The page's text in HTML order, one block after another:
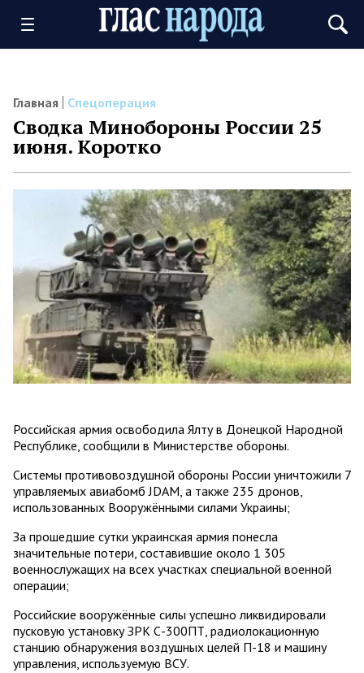
Главная Спецоперация
Сводка Минобороны России 25
июня. Коротко
Российская армия освободила Ялту в Донецкой Народной
Республике, сообщили в Министерстве обороны.
Системы противовоздушной обороны России уничтожили 7
управляемых авиабомб JDAM, а также 235 дронов,
использованных Вооружёнными силами Украины;
За прошедшие сутки украинская армия понесла
значительные потери, составившие около 1 305
военнослужащих на всех участках специальной военной
операции;
Российские вооружённые силы успешно ликвидировали
пусковую установку ЗРК С-300ПТ, радиолокационную
станцию обнаружения воздушных целей П-18 и машину
управления, используемую ВСУ.